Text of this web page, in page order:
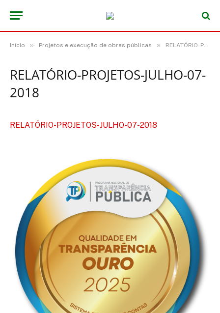
Início » Projetos e execução de obras públicas » RELATÓRIO-PROJETOS-JULHO-07-2018
RELATÓRIO-PROJETOS-JULHO-07-
2018
RELATÓRIO-PROJETOS-JULHO-07-2018